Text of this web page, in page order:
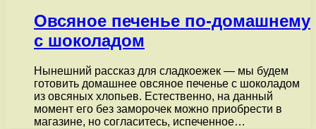
Овсяное печенье по-домашнему
с шоколадом
Нынешний рассказ для сладкоежек — мы будем
готовить домашнее овсяное печенье с шоколадом
из овсяных хлопьев. Естественно, на данный
момент его без заморочек можно приобрести в
магазине, но согласитесь, испеченное…